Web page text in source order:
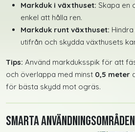
Markduk i växthuset: Skapa en
enkel att hålla ren.
Markduk runt växthuset:
utifrån och skydda växthusets
Tips: Använd markduksspik för att
och överlappa med minst 0,5 meter
för bästa skydd mot ogräs.
Smarta